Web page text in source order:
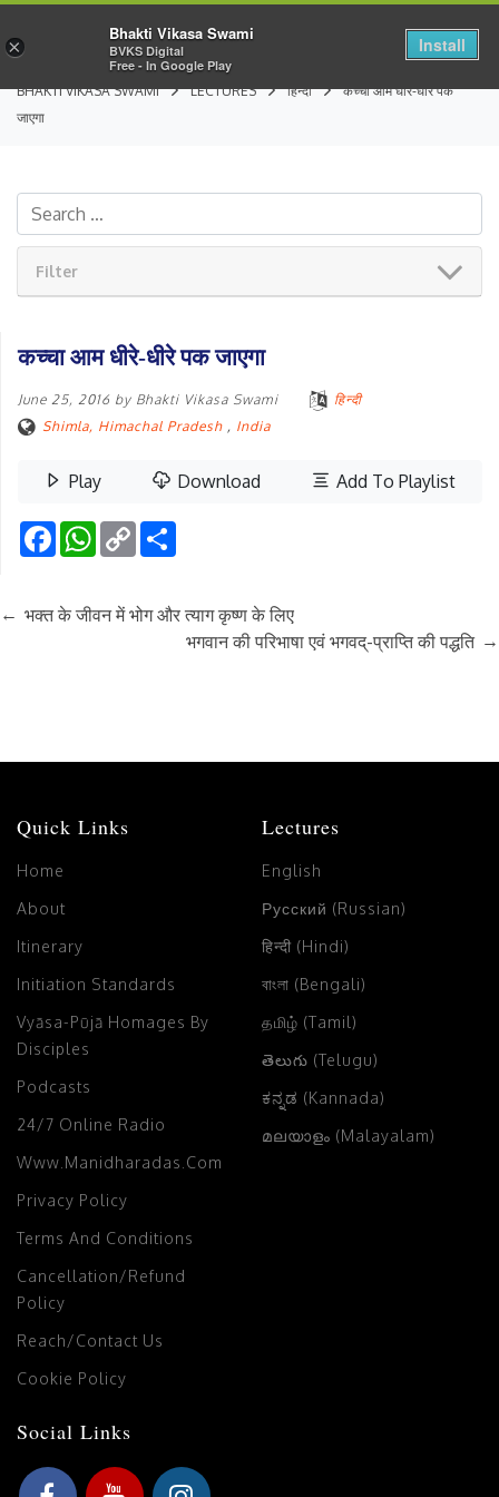
BHAKTI VIKASA SWAMI LECTURES हिन्दी
कच्चा आम धीरे-धीरे पक
जाएगा
Filter
कच्चा आम धीरे-धीरे पक जाएगा
June 25, 2016 by Bhakti Vikasa Swami
हिन्दी
Shimla, Himachal Pradesh , India
Play Download Add To Playlist
FacebookWhatsApp
Copy
Link
← भक्त के जीवन में भोग और त्याग कृष्ण के लिए
भगवान की परिभाषा एवं भगवद्-प्राप्ति की पद्धति →
Quick Links
Home
About
Itinerary
Initiation Standards
Vyāsa-Pūjā Homages By
Disciples
Podcasts
24/7 Online Radio
Www.manidharadas.com
Privacy Policy
Terms And Conditions
Cancellation/Refund
Policy
Reach/Contact Us
Cookie Policy
Lectures
English
Русский (Russian)
हिन्दी (Hindi)
বাংলা (Bengali)
தமிழ் (Tamil)
తెలుగు (Telugu)
ಕನ್ನಡ (Kannada)
മലയാളം (Malayalam)
Social Links
×
Bhakti Vikasa Swami
BVKS Digital
Free - In Google Play
Install